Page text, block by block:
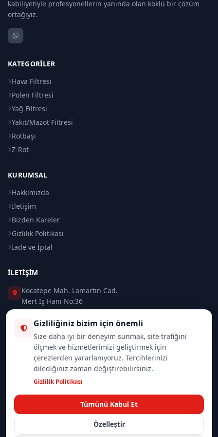
kabiliyetiyle profesyonellerin yanında olan köklü bir çözüm
ortağıyız.
KATEGORILER
Hava Filtresi
Polen Filtresi
Yağ Filtresi
Yakıt/Mazot Filtresi
Rotbaşı
Z-Rot
KURUMSAL
Hakkımızda
İletişim
Bizden Kareler
Gizlilik Politikası
İade ve İptal
İLETIŞIM
Kocatepe Mah. Lamartin Cad.
Mert İş Hanı No:36
Taksim / Beyoğlu / İSTANBUL
0 (212) 235 37 83
0 (532) 418 08 46
info@merttrade.com
© 2026Mannlich | MertTrade.com— Tüm hakları saklıdır.
Gizliliğiniz bizim için önemli
Size daha iyi bir deneyim sunmak, site trafiğini
ölçmek ve hizmetlerimizi geliştirmek için
çerezlerden yararlanıyoruz. Tercihlerinizi
dilediğiniz zaman değiştirebilirsiniz.
Gizlilik Politikası
Tümünü Kabul Et
Özelleştir